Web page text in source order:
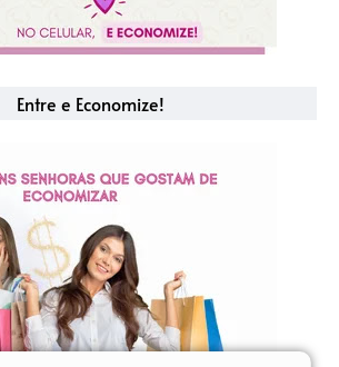
Entre e Economize!